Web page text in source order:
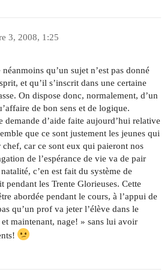
3, 2008, 1:25
qu’un sujet n’est pas donné
et qu’il s’inscrit dans une certaine
On dispose donc, normalement, d’un
de bon sens et de logique.
demande d’aide faite aujourd’hui relative
que ce sont justement les jeunes qui
chef, car ce sont eux qui paieront nos
de l’espérance de vie va de pair
c’en est fait du système de
pendant les Trente Glorieuses. Cette
abordée pendant le cours, à l’appui de
qu’un prof va jeter l’élève dans le
maintenant, nage! » sans lui avoir